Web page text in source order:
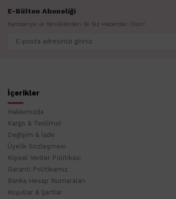
E-Bülten Aboneliği
Kampanya ve Yeniliklerden İlk Siz Haberdar Olun!
İçerikler
Hakkımızda
Kargo & Teslimat
Değişim & İade
Üyelik Sözleşmesi
Kişisel Veriler Politikası
Garanti Politikamız
Banka Hesap Numaraları
Koşullar & Şartlar